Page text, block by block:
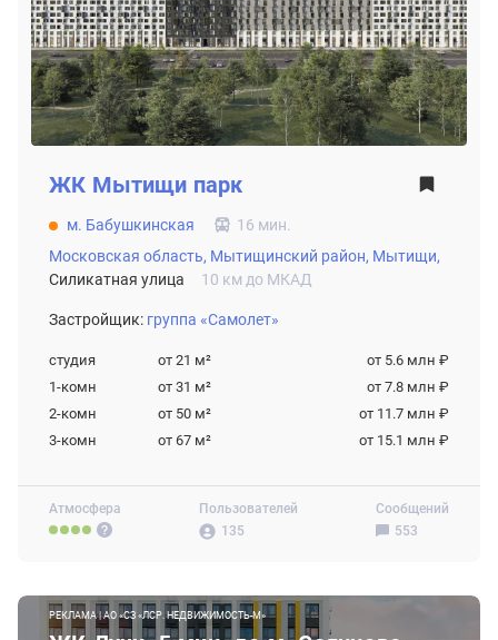
Атмосфера
Пользователей
135
Сообщений
553
ЖК Мытищи парк
м. Бабушкинская
16 мин.
Московская область, Мытищинский район, Мытищи,
Силикатная улица
10 км до МКАД
Застройщик: группа «Самолет»
студия от 21 м²
от 5.6 млн ₽
1-комн
от 31 м²
от 7.8 млн ₽
2-комн
от 50 м²
от 11.7 млн ₽
3-комн
от 67 м² от 15.1 млн ₽
РЕКЛАМА | АО «СЗ «ЛСР. НЕДВИЖИМОСТЬ-М»